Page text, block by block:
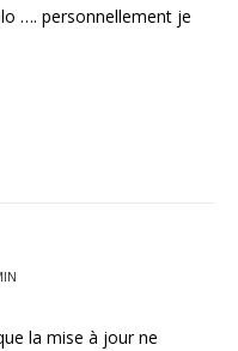
…. personnellement je
la mise à jour ne